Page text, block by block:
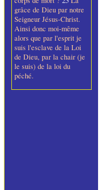
grâce de Dieu par notre
Seigneur Jésus-Christ.
Ainsi donc moi-même
alors que par l'esprit je
suis l'esclave de la Loi
de Dieu, par la chair (je
le suis) de la loi du
péché.